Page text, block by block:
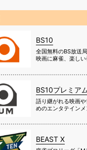
BS10
全国無料のBS放送
映画に麻雀、楽しい
BS10プレミア
語り継がれる映画
めのエンタテイン
BEAST X